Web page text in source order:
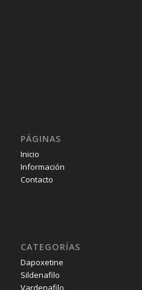
PÁGINAS
Inicio
Información
Contacto
CATEGORÍAS
Dapoxetine
Sildenafilo
Vardenafilo